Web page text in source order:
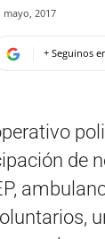
mayo, 2017
+ Seguinos
de